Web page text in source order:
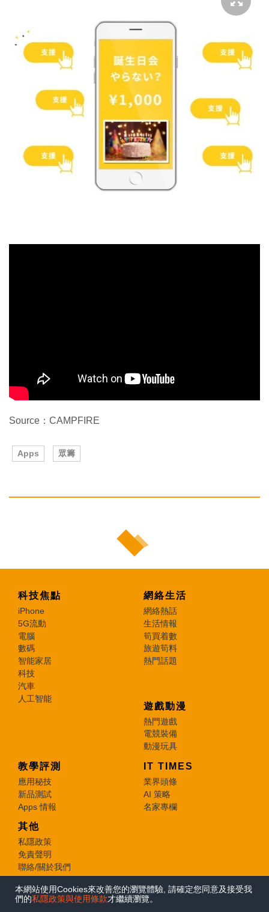
本網站使用Cookies來改善您的瀏覽體驗, 請確定您同意及接受我
們的私隱政策與使用條款才繼續瀏覽。
Source：CAMPFIRE
Apps 眾籌
科技焦點
iPhone
5G流動
電腦
數碼
智能家居
科技
汽車
人工智能
網絡生活
網絡熱話
生活情報
筍買着數
旅遊筍料
熱門話題
遊戲動漫
熱門遊戲
電競裝備
動漫玩具
教學評測
應用秘技
新品測試
Apps 情報
IT TIMES
業界頭條
AI 策略
名家專欄
其他
私隱政策
免責聲明
聯絡/關於我們
© 2026 e-zone. All Rights Reserved.